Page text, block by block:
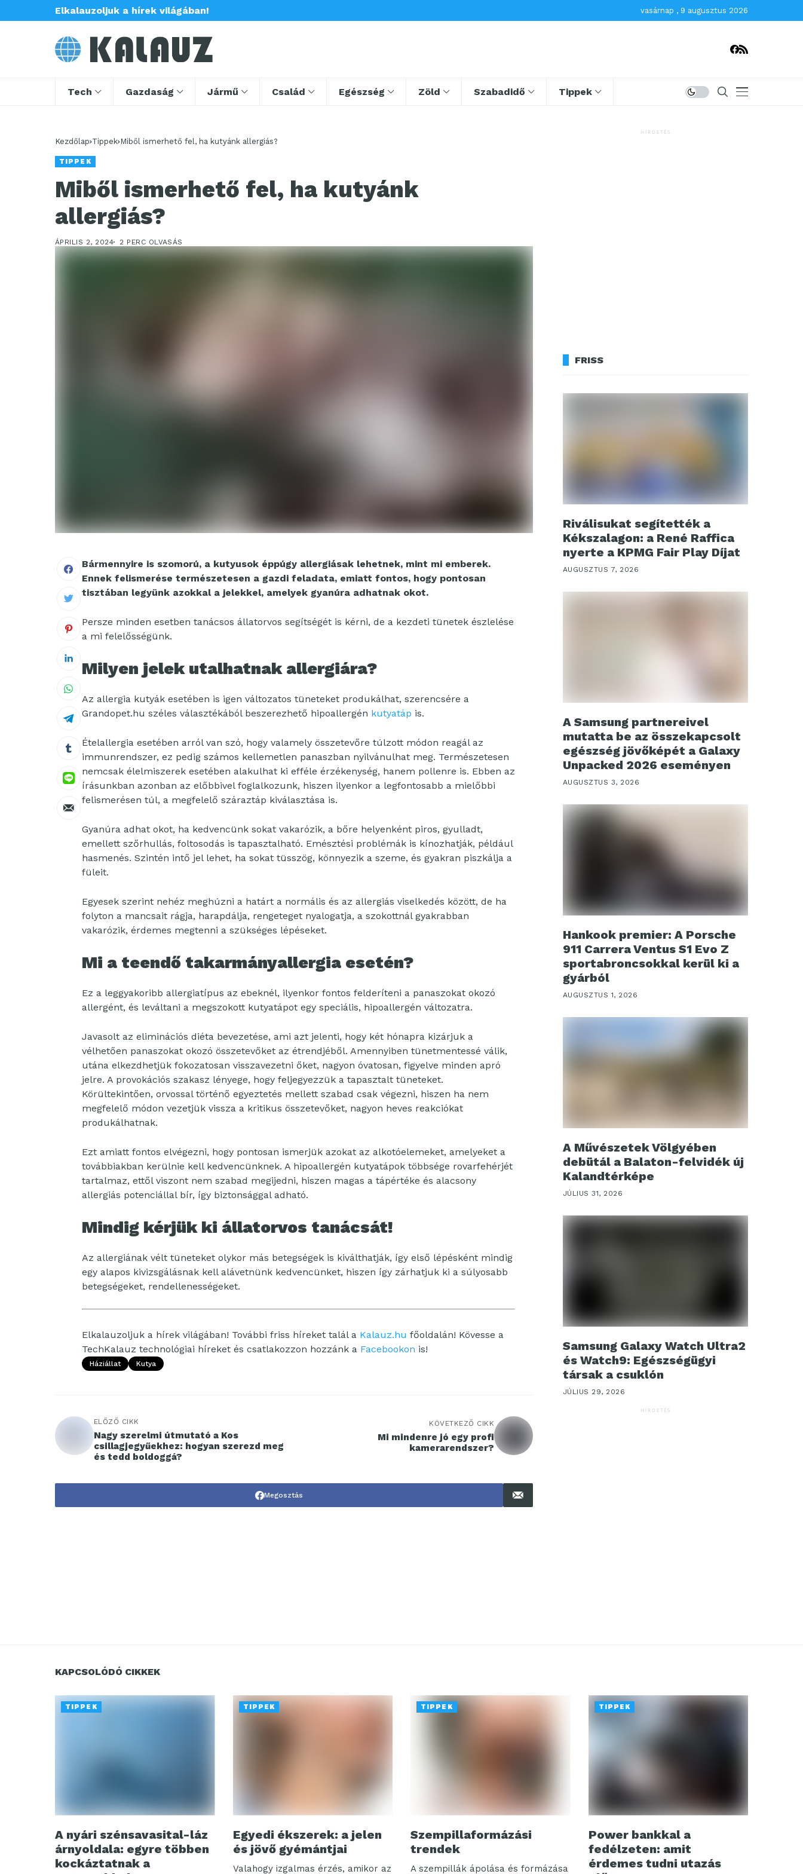
Elkalauzoljuk a hírek világában! vasárnap , 9 augusztus 2026
Tech Gazdaság Jármű Család Egészség Zöld Szabadidő Tippek
Kezdőlap Tippek Miből ismerhető fel, ha kutyánk allergiás?
TIPPEK
Miből ismerhető fel, ha kutyánk
allergiás?
ÁPRILIS 2, 2024 2 PERC OLVASÁS
Bármennyire is szomorú, a kutyusok éppúgy allergiásak lehetnek, mint mi emberek.
Ennek felismerése természetesen a gazdi feladata, emiatt fontos, hogy pontosan
tisztában legyünk azokkal a jelekkel, amelyek gyanúra adhatnak okot.
Persze minden esetben tanácsos állatorvos segítségét is kérni, de a kezdeti tünetek észlelése
a mi felelősségünk.
Milyen jelek utalhatnak allergiára?
Az allergia kutyák esetében is igen változatos tüneteket produkálhat, szerencsére a
Grandopet.hu széles választékából beszerezhető hipoallergén kutyatáp is.
Ételallergia esetében arról van szó, hogy valamely összetevőre túlzott módon reagál az
immunrendszer, ez pedig számos kellemetlen panaszban nyilvánulhat meg. Természetesen
nemcsak élelmiszerek esetében alakulhat ki efféle érzékenység, hanem pollenre is. Ebben az
írásunkban azonban az előbbivel foglalkozunk, hiszen ilyenkor a legfontosabb a mielőbbi
felismerésen túl, a megfelelő száraztáp kiválasztása is.
Gyanúra adhat okot, ha kedvencünk sokat vakarózik, a bőre helyenként piros, gyulladt,
emellett szőrhullás, foltosodás is tapasztalható. Emésztési problémák is kínozhatják, például
hasmenés. Szintén intő jel lehet, ha sokat tüsszög, könnyezik a szeme, és gyakran piszkálja a
füleit.
Egyesek szerint nehéz meghúzni a határt a normális és az allergiás viselkedés között, de ha
folyton a mancsait rágja, harapdálja, rengeteget nyalogatja, a szokottnál gyakrabban
vakarózik, érdemes megtenni a szükséges lépéseket.
Mi a teendő takarmányallergia esetén?
Ez a leggyakoribb allergiatípus az ebeknél, ilyenkor fontos felderíteni a panaszokat okozó
allergént, és leváltani a megszokott kutyatápot egy speciális, hipoallergén változatra.
Javasolt az eliminációs diéta bevezetése, ami azt jelenti, hogy két hónapra kizárjuk a
vélhetően panaszokat okozó összetevőket az étrendjéből. Amennyiben tünetmentessé válik,
utána elkezdhetjük fokozatosan visszavezetni őket, nagyon óvatosan, figyelve minden apró
jelre. A provokációs szakasz lényege, hogy feljegyezzük a tapasztalt tüneteket.
Körültekintően, orvossal történő egyeztetés mellett szabad csak végezni, hiszen ha nem
megfelelő módon vezetjük vissza a kritikus összetevőket, nagyon heves reakciókat
produkálhatnak.
Ezt amiatt fontos elvégezni, hogy pontosan ismerjük azokat az alkotóelemeket, amelyeket a
továbbiakban kerülnie kell kedvencünknek. A hipoallergén kutyatápok többsége rovarfehérjét
tartalmaz, ettől viszont nem szabad megijedni, hiszen magas a tápértéke és alacsony
allergiás potenciállal bír, így biztonsággal adható.
Mindig kérjük ki állatorvos tanácsát!
Az allergiának vélt tüneteket olykor más betegségek is kiválthatják, így első lépésként mindig
egy alapos kivizsgálásnak kell alávetnünk kedvencünket, hiszen így zárhatjuk ki a súlyosabb
betegségeket, rendellenességeket.
Elkalauzoljuk a hírek világában! További friss híreket talál a Kalauz.hu főoldalán! Kövesse a
TechKalauz technológiai híreket és csatlakozzon hozzánk a Facebookon is!
Háziállat Kutya
ELŐZŐ CIKK
Nagy szerelmi útmutató a Kos
csillagjegyűekhez: hogyan szerezd meg
és tedd boldoggá?
KÖVETKEZŐ CIKK
Mi mindenre jó egy profi
kamerarendszer?
Megosztás
HIRDETÉS
FRISS
Riválisukat segítették a
Kékszalagon: a René Raffica
nyerte a KPMG Fair Play Díjat
AUGUSZTUS 7, 2026
A Samsung partnereivel
mutatta be az összekapcsolt
egészség jövőképét a Galaxy
Unpacked 2026 eseményen
AUGUSZTUS 3, 2026
Hankook premier: A Porsche
911 Carrera Ventus S1 Evo Z
sportabroncsokkal kerül ki a
gyárból
AUGUSZTUS 1, 2026
A Művészetek Völgyében
debütál a Balaton-felvidék új
Kalandtérképe
JÚLIUS 31, 2026
Samsung Galaxy Watch Ultra2
és Watch9: Egészségügyi
társak a csuklón
JÚLIUS 29, 2026
HIRDETÉS
KAPCSOLÓDÓ CIKKEK
TIPPEK
A nyári szénsavasital-láz
árnyoldala: egyre többen
kockáztatnak a
TIPPEK
Egyedi ékszerek: a jelen
és jövő gyémántjai
Valahogy izgalmas érzés, amikor az
TIPPEK
Szempillaformázási
trendek
A szempillák ápolása és formázása
TIPPEK
Power bankkal a
fedélzeten: amit
érdemes tudni utazás